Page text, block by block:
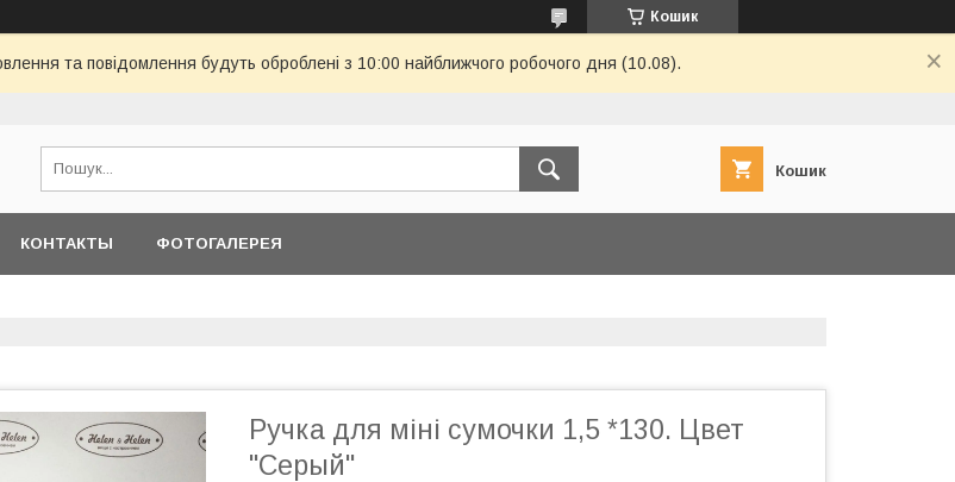
Кошик
та повідомлення будуть оброблені з 10:00 найближчого робочого дня (10.08).
Кошик
КОНТАКТЫ ФОТОГАЛЕРЕЯ
Ручка для міні сумочки 1,5 *130. Цвет
"Серый"